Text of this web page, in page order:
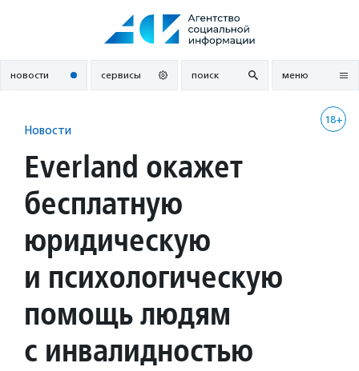
новости сервисы поиск меню
18+
Новости
Everland окажет
бесплатную
юридическую
и психологическую
помощь людям
с инвалидностью